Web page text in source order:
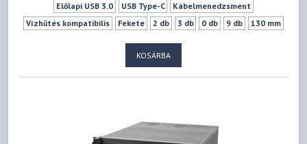
Előlapi USB 3.0
USB Type-C
Kábelmenedzsment
Vízhűtés kompatibilis
Fekete 2 db 3 db 0 db 9 db
130 mm
KOSÁRBA